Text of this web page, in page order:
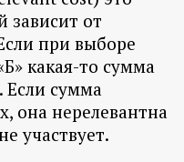
зависит от
при выборе
какая-то сумма
Если сумма
она нерелевантна
участвует.